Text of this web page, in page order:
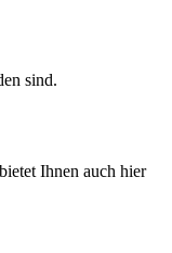
sind.
Ihnen auch hier